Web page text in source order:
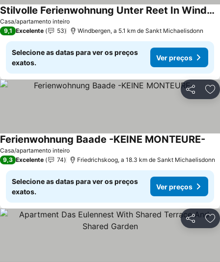
Casa/apartamento inteiro
Stilvolle Ferienwohnung Unter Reet In Windbergen
9,1 Excelente 53 Windbergen, a 5.1 km de Sankt Michaelisdonn
Selecione as datas para ver os preços
exatos.
Ver preços
Partilhar
Casa/apartamento inteiro
Ferienwohnung Baade -KEINE MONTEURE-
9,3 Excelente 74 Friedrichskoog, a 18.3 km de Sankt Michaelisdonn
Selecione as datas para ver os preços
exatos.
Ver preços
Partilhar